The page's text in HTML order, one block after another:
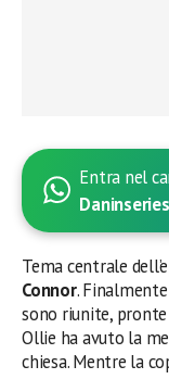
Entra nel
Tema centrale
Connor.
sono riunite,
Ollie ha avuto la
chiesa. Mentre la